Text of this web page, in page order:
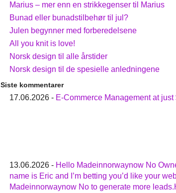
Marius – mer enn en strikkegenser til Marius
Bunad eller bunadstilbehør til jul?
Julen begynner med forberedelsene
All you knit is love!
Norsk design til alle årstider
Norsk design til de spesielle anledningene
Siste kommentarer
17.06.2026 - E-Commerce Management at just
13.06.2026 - Hello Madeinnorwaynow No
name is Eric and I’m betting you’d like your
Madeinnorwaynow No to generate more